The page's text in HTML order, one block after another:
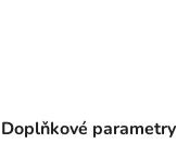
Doplňkové parametry